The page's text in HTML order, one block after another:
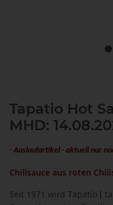
Tapatio Hot
MHD:
- Auslaufartikel - aktuell nur
Chilisauce aus roten
Seit 1971 wird Tapatío [